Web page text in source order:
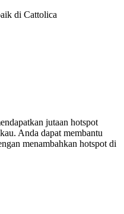
di Cattolica
jutaan hotspot
Anda dapat membantu
menambahkan hotspot di